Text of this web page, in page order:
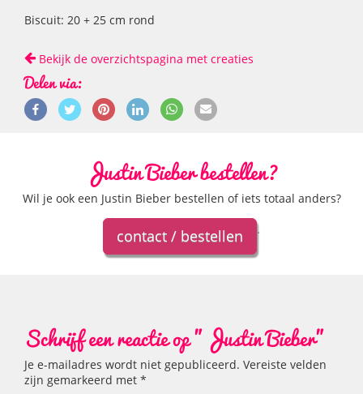
Biscuit: 20 + 25 cm rond
Bekijk de overzichtspagina met creaties
Delen via:
Justin Bieber bestellen?
Wil je ook een Justin Bieber bestellen of iets totaal anders?
contact / bestellen .
Schrijf een reactie op "Justin Bieber"
Je e-mailadres wordt niet gepubliceerd. Vereiste velden
zijn gemarkeerd met *